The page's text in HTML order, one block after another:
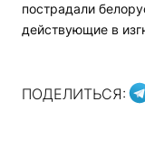
пострадали
действующие в
ПОДЕЛИТЬСЯ: